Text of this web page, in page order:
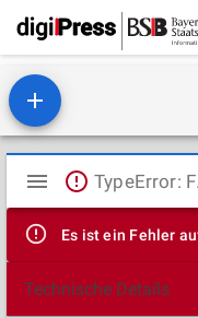
Mirador
Viewer
Es ist ein Fehler
Technische Details